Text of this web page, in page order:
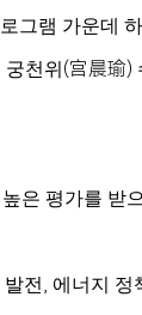
그램 가운데
천위(宫晨瑜)
은 평가를 받
전, 에너지